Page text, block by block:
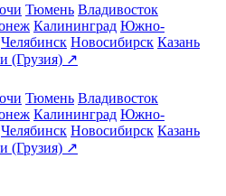
Тюмень Владивосток
Калининград Южно-
Челябинск Новосибирск Казань
(Грузия) ↗
Тюмень Владивосток
Калининград Южно-
Челябинск Новосибирск Казань
(Грузия) ↗